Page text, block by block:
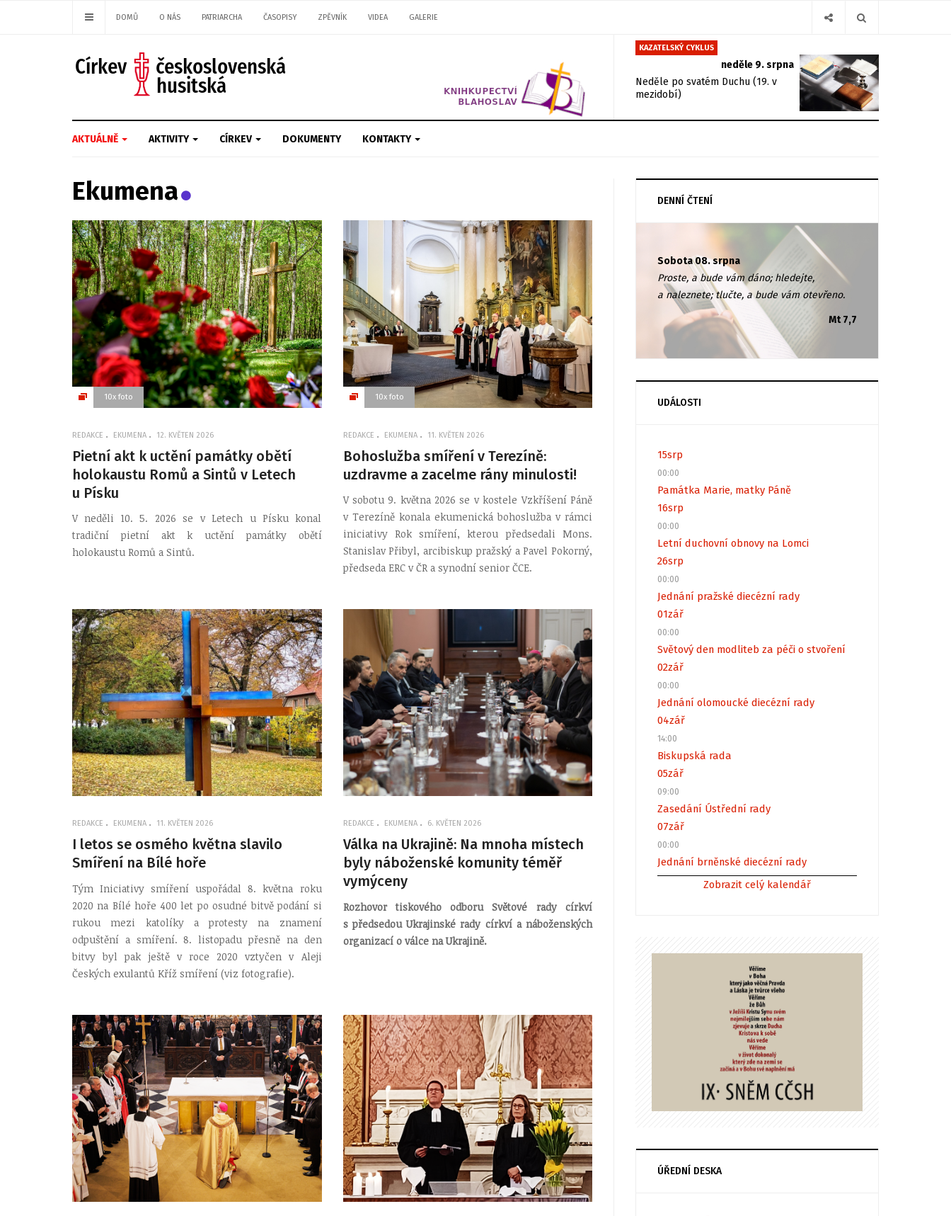
DOMŮ O NÁS PATRIARCHA ČASOPISY ZPĚVNÍK VIDEA GALERIE
KAZATELSKÝ CYKLUS
neděle 9. srpna
Neděle po svatém Duchu (19. v
mezidobí)
AKTUÁLNĚ AKTIVITY CÍRKEV DOKUMENTY KONTAKTY
Ekumena
10x foto
REDAKCE EKUMENA 12. KVĚTEN 2026
Pietní akt k uctění památky obětí
holokaustu Romů a Sintů v Letech
u Písku
V neděli 10. 5. 2026 se v Letech u Písku konal
tradiční pietní akt k uctění památky obětí
holokaustu Romů a Sintů.
10x foto
REDAKCE EKUMENA 11. KVĚTEN 2026
Bohoslužba smíření v Terezíně:
uzdravme a zacelme rány minulosti!
V sobotu 9. května 2026 se v kostele Vzkříšení Páně
v Terezíně konala ekumenická bohoslužba v rámci
iniciativy Rok smíření, kterou předsedali Mons.
Stanislav Přibyl, arcibiskup pražský a Pavel Pokorný,
předseda ERC v ČR a synodní senior ČCE.
REDAKCE EKUMENA 11. KVĚTEN 2026
I letos se osmého května slavilo
Smíření na Bílé hoře
Tým Iniciativy smíření uspořádal 8. května roku
2020 na Bílé hoře 400 let po osudné bitvě podání si
rukou mezi katolíky a protesty na znamení
odpuštění a smíření. 8. listopadu přesně na den
bitvy byl pak ještě v roce 2020 vztyčen v Aleji
Českých exulantů Kříž smíření (viz fotografie).
REDAKCE EKUMENA 6. KVĚTEN 2026
Válka na Ukrajině: Na mnoha místech
byly náboženské komunity téměř
vymýceny
Rozhovor tiskového odboru Světové rady církví
s předsedou Ukrajinské rady církví a náboženských
organizací o válce na Ukrajině.
DENNÍ ČTENÍ
Sobota 08. srpna
Proste, a bude vám dáno; hledejte,
a naleznete; tlučte, a bude vám otevřeno.
Mt 7,7
UDÁLOSTI
15srp
00:00
Památka Marie, matky Páně
16srp
00:00
Letní duchovní obnovy na Lomci
26srp
00:00
Jednání pražské diecézní rady
01zář
00:00
Světový den modliteb za péči o stvoření
02zář
00:00
Jednání olomoucké diecézní rady
04zář
14:00
Biskupská rada
05zář
09:00
Zasedání Ústřední rady
07zář
00:00
Jednání brněnské diecézní rady
Zobrazit celý kalendář
ÚŘEDNÍ DESKA